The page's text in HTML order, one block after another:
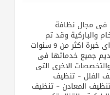
فى مجال نظافة
والباركية وقد تم
تأسيس الشركة سنة 2010 اى خبرة اكثر من 9 سنوات
جميع خدماتها فى
الاخرى التى
الفلل – تنظيف
المعادن – تنظيف